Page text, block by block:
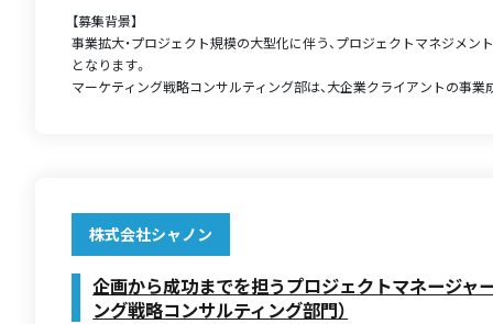
【募集背景】
事業拡大・プロジェクト規模の大型化に伴う、プロジェクトマネジメン
となります。
マーケティング戦略コンサルティング部は、大企業クライアントの事業
株式会社シャノン
企画から成功までを担うプロジェクトマネージャ
ング戦略コンサルティング部門）